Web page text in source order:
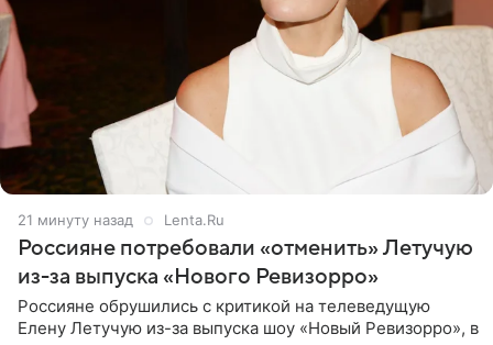
21 минуту назад Lenta.Ru
Россияне потребовали «отменить» Летучую
из-за выпуска «Нового Ревизорро»
Россияне обрушились с критикой на телеведущую
Елену Летучую из-за выпуска шоу «Новый Ревизорро», в